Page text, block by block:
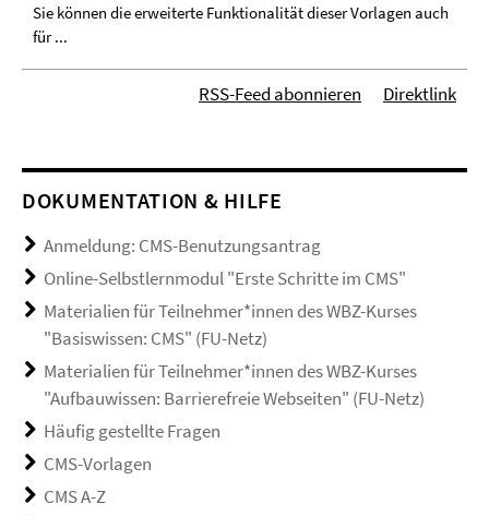
Sie können die erweiterte Funktionalität dieser Vorlagen auch
für ...
Direktlink
RSS-Feed abonnieren
DOKUMENTATION & HILFE
Anmeldung: CMS-Benutzungsantrag
Online-Selbstlernmodul "Erste Schritte im CMS"
Materialien für Teilnehmer*innen des WBZ-Kurses
"Basiswissen: CMS" (FU-Netz)
Materialien für Teilnehmer*innen des WBZ-Kurses
"Aufbauwissen: Barrierefreie Webseiten" (FU-Netz)
Häufig gestellte Fragen
CMS-Vorlagen
CMS A-Z